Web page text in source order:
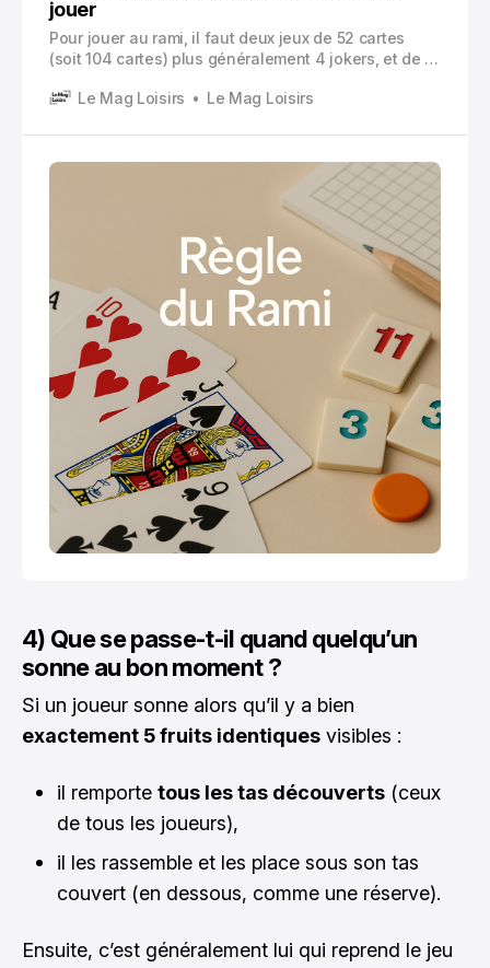
jouer
Pour jouer au rami, il faut deux jeux de 52 cartes
(soit 104 cartes) plus généralement 4 jokers, et de 2
Le Mag Loisirs
Le Mag Loisirs
4) Que se passe-t-il quand quelqu’un
sonne au bon moment ?
Si un joueur sonne alors qu’il y a bien
exactement 5 fruits identiques visibles :
il remporte tous les tas découverts (ceux
de tous les joueurs),
il les rassemble et les place sous son tas
couvert (en dessous, comme une réserve).
Ensuite, c’est généralement lui qui reprend le jeu